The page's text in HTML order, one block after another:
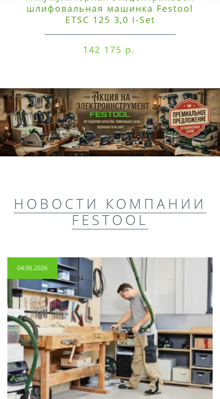
шлифовальная машинка Festool
ETSC 125 3,0 I-Set
142 175 р.
НОВОСТИ КОМПАНИИ
FESTOOL
04.06.2026